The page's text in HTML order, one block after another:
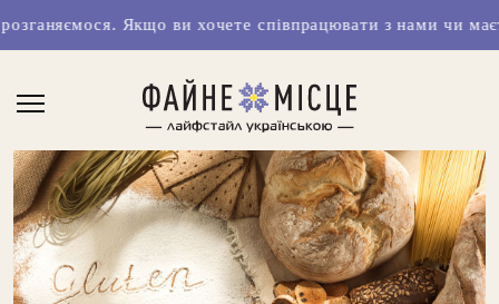
Якщо ви хочете співпрацювати з нами чи маєте класні